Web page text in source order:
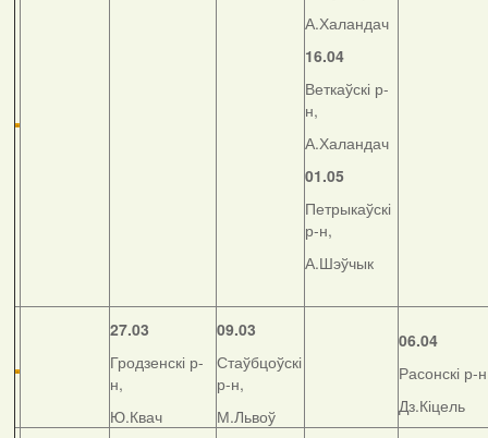
А.Халандач
16.04
Веткаўскі р-
н,
А.Халандач
01.05
Петрыкаўскі
р-н,
А.Шэўчык
27.03
Гродзенскі р-
н,
Ю.Квач
09.03
Стаўбцоўскі
р-н,
М.Львоў
06.04
Расонскі р-
Дз.Кіцель